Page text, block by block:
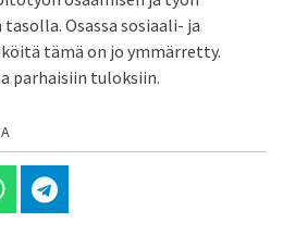
Osassa sosiaali- ja
tämä on jo ymmärretty.
parhaisiin tuloksiin.
Whatsappissa
Jaa Telegramissa